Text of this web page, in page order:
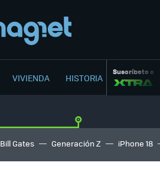
VIVIENDA HISTORIA Suscríbete a
Bill Gates Generación Z iPhone 18